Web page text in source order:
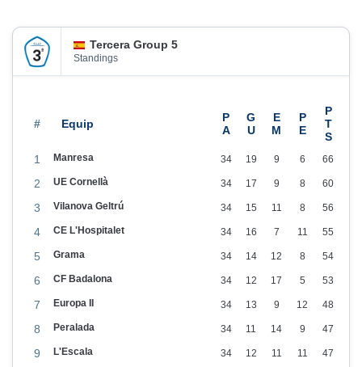
n
0
2
Tercera Group 5
Standings
#
1 Manresa 34 19 9 6 66
2 UE Cornellà 34 17 9 8 60
3 Vilanova Geltrú 34 15 11 8 56
4 CE L'Hospitalet 34 16 7 11 55
5 Grama 34 14 12 8 54
6 CF Badalona 34 12 17 5 53
7 Europa II 34 13 9 12 48
8 Peralada 34 11 14 9 47
9 L'Escala 34 12 11 11 47